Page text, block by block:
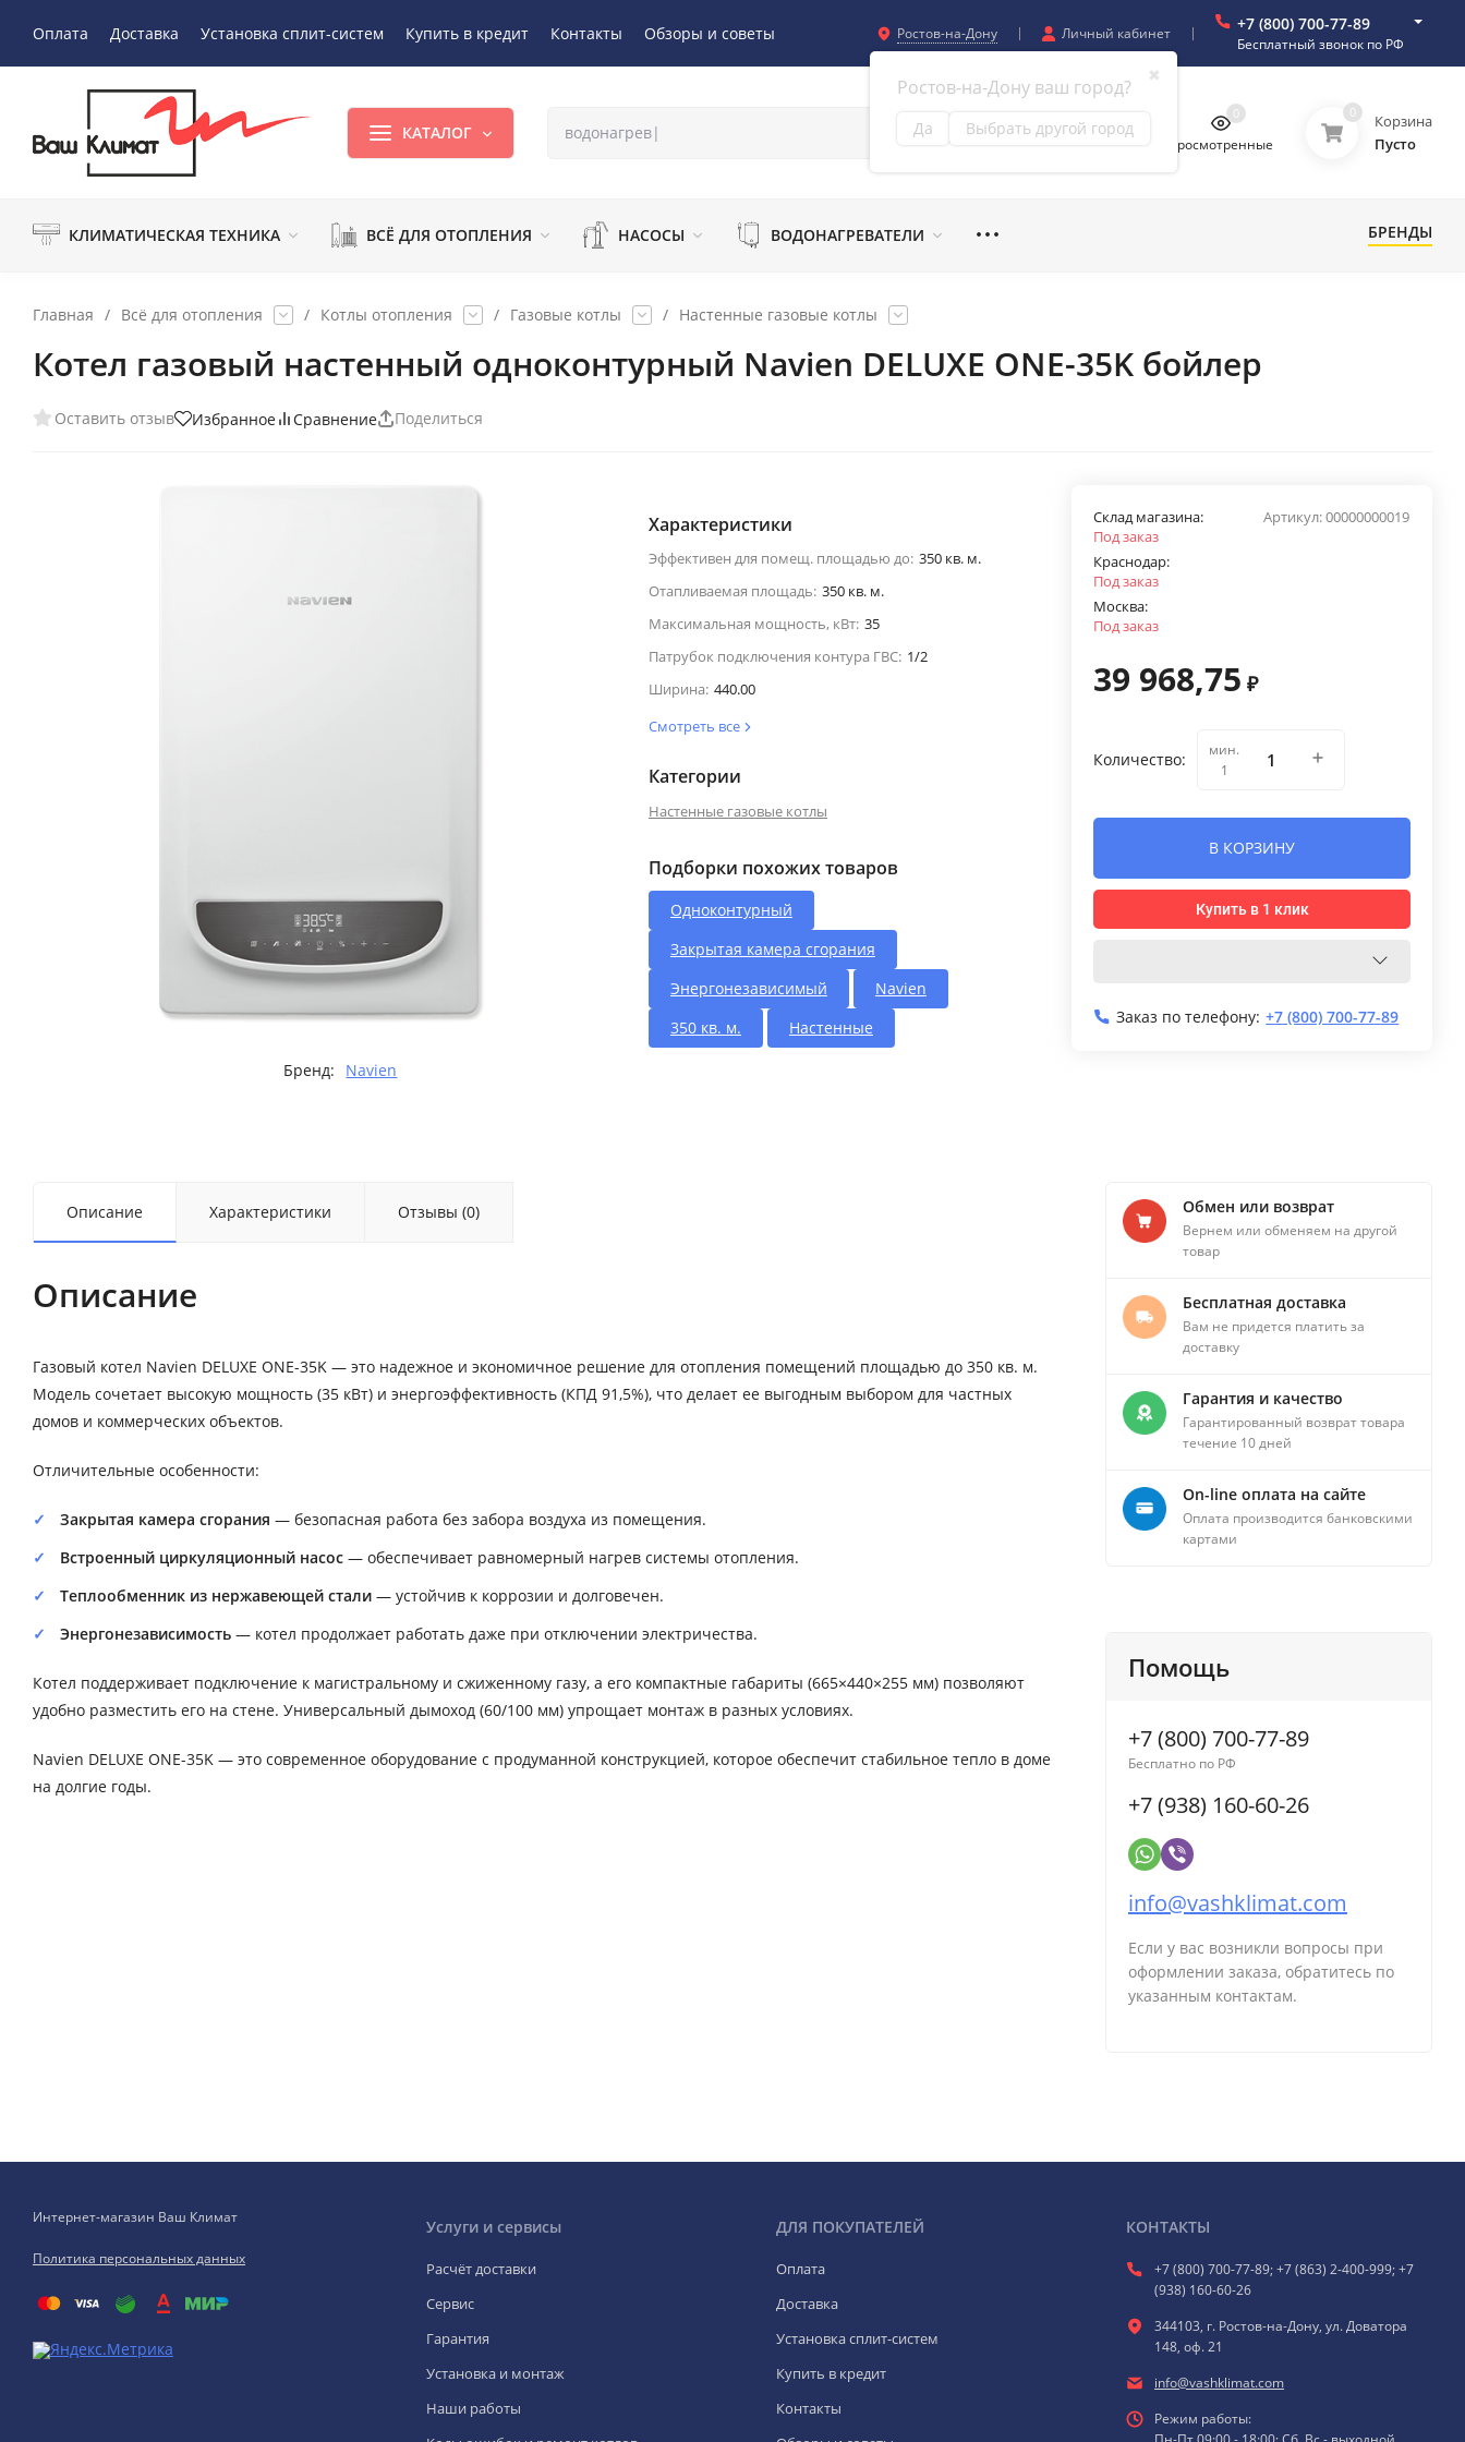
Оплата Доставка Установка сплит-систем Купить в кредит Контакты Обзоры и советы Ростов-на-Дону
✖
Ростов-на-Дону ваш город?
Да Выбрать другой город
Личный кабинет +7 (800) 700-77-89
Бесплатный звонок по РФ
КАТАЛОГ
Просмотренные
0 0
Корзина
Пусто
КЛИМАТИЧЕСКАЯ ТЕХНИКА ВСЁ ДЛЯ ОТОПЛЕНИЯ НАСОСЫ ВОДОНАГРЕВАТЕЛИ БРЕНДЫ
Главная / Всё для отопления / Котлы отопления / Газовые котлы / Настенные газовые котлы
Котел газовый настенный одноконтурный Navien DELUXE ONE-35K бойлер
Оставить отзыв Избранное Сравнение Поделиться
Бренд: Navien
Характеристики
Эффективен для помещ. площадью до: 350 кв. м.
Отапливаемая площадь: 350 кв. м.
Максимальная мощность, кВт: 35
Патрубок подключения контура ГВС: 1/2
Ширина: 440.00
Смотреть все
Категории
Настенные газовые котлы
Подборки похожих товаров
Одноконтурный
Закрытая камера сгорания
Энергонезависимый
Navien
350 кв. м.
Настенные
Артикул:00000000019
Склад магазина:
Под заказ
Краснодар:
Под заказ
Москва:
Под заказ
39 968,75 ₽
Количество:
мин.
1
В КОРЗИНУ
Купить в 1 клик
Заказ по телефону: +7 (800) 700-77-89
Описание Характеристики Отзывы (0)
Описание
Газовый котел Navien DELUXE ONE-35K — это надежное и экономичное решение для отопления помещений площадью до 350 кв. м.
Модель сочетает высокую мощность (35 кВт) и энергоэффективность (КПД 91,5%), что делает ее выгодным выбором для частных
домов и коммерческих объектов.
Отличительные особенности:
Закрытая камера сгорания — безопасная работа без забора воздуха из помещения.
Встроенный циркуляционный насос — обеспечивает равномерный нагрев системы отопления.
Теплообменник из нержавеющей стали — устойчив к коррозии и долговечен.
Энергонезависимость — котел продолжает работать даже при отключении электричества.
Котел поддерживает подключение к магистральному и сжиженному газу, а его компактные габариты (665×440×255 мм) позволяют
удобно разместить его на стене. Универсальный дымоход (60/100 мм) упрощает монтаж в разных условиях.
Navien DELUXE ONE-35K — это современное оборудование с продуманной конструкцией, которое обеспечит стабильное тепло в доме
на долгие годы.
Обмен или возврат
Вернем или обменяем на другой
товар
Бесплатная доставка
Вам не придется платить за
доставку
Гарантия и качество
Гарантированный возврат товара
течение 10 дней
On-line оплата на сайте
Оплата производится банковскими
картами
Помощь
+7 (800) 700-77-89
Бесплатно по РФ
+7 (938) 160-60-26
info@vashklimat.com
Если у вас возникли вопросы при
оформлении заказа, обратитесь по
указанным контактам.
Интернет-магазин Ваш Климат
Политика персональных данных
Услуги и сервисы
Расчёт доставки
Сервис
Гарантия
Установка и монтаж
Наши работы
ДЛЯ ПОКУПАТЕЛЕЙ
Оплата
Доставка
Установка сплит-систем
Купить в кредит
Контакты
КОНТАКТЫ
+7 (800) 700-77-89; +7 (863) 2-400-999; +7
(938) 160-60-26
344103, г. Ростов-на-Дону, ул. Доватора
148, оф. 21
info@vashklimat.com
Режим работы: